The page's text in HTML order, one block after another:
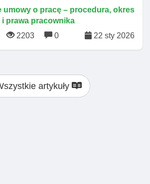
umowy o pracę – procedura, okres
prawa pracownika
2203 0 22 sty 2026
artykuły